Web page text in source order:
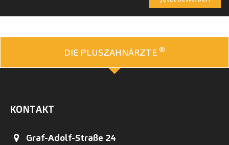
DIE PLUSZAHNÄRZTE ®
KONTAKT
Graf-Adolf-Straße 24